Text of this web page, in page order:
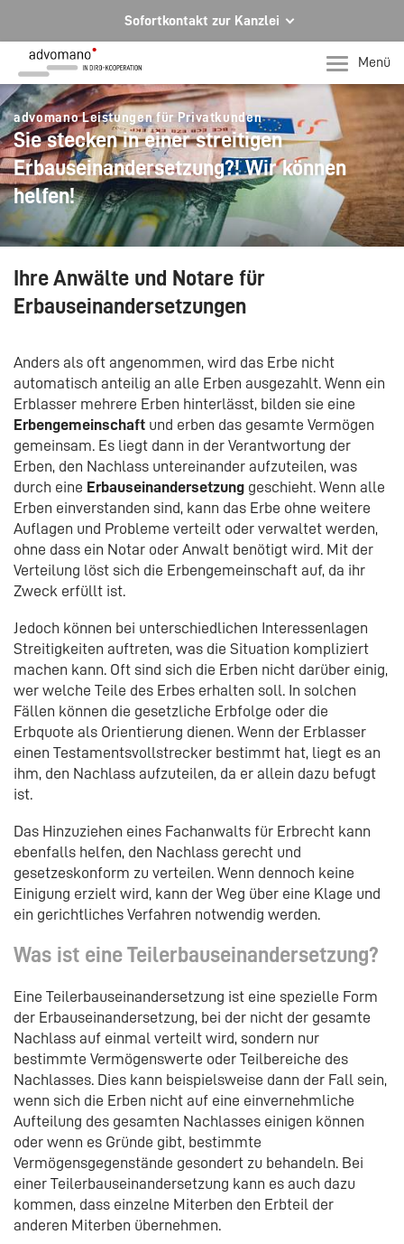
Sofortkontakt zur Kanzlei
Ihre Rechtsberatung in Hagen und Iserlohn
Ihr direkter Kontakt zu uns
Telefon Hagen
+49 2331 91599-0
Telefon Iserlohn
T +49 2371 78971-0
Per E-Mail für Sie da.
mail@advomano.de
Menü
advomano Leistungen für Privatkunden
Sie stecken in einer streitigen
Erbauseinandersetzung?! Wir können
helfen!
Ihre Anwälte und Notare für
Erbauseinandersetzungen
Anders als oft angenommen, wird das Erbe nicht
automatisch anteilig an alle Erben ausgezahlt. Wenn ein
Erblasser mehrere Erben hinterlässt, bilden sie eine
Erbengemeinschaft und erben das gesamte Vermögen
gemeinsam. Es liegt dann in der Verantwortung der
Erben, den Nachlass untereinander aufzuteilen, was
durch eine Erbauseinandersetzung geschieht. Wenn alle
Erben einverstanden sind, kann das Erbe ohne weitere
Auflagen und Probleme verteilt oder verwaltet werden,
ohne dass ein Notar oder Anwalt benötigt wird. Mit der
Verteilung löst sich die Erbengemeinschaft auf, da ihr
Zweck erfüllt ist.
Jedoch können bei unterschiedlichen Interessenlagen
Streitigkeiten auftreten, was die Situation kompliziert
machen kann. Oft sind sich die Erben nicht darüber einig,
wer welche Teile des Erbes erhalten soll. In solchen
Fällen können die gesetzliche Erbfolge oder die
Erbquote als Orientierung dienen. Wenn der Erblasser
einen Testamentsvollstrecker bestimmt hat, liegt es an
ihm, den Nachlass aufzuteilen, da er allein dazu befugt
ist.
Das Hinzuziehen eines Fachanwalts für Erbrecht kann
ebenfalls helfen, den Nachlass gerecht und
gesetzeskonform zu verteilen. Wenn dennoch keine
Einigung erzielt wird, kann der Weg über eine Klage und
ein gerichtliches Verfahren notwendig werden.
Was ist eine Teilerbauseinandersetzung?
Eine Teilerbauseinandersetzung ist eine spezielle Form
der Erbauseinandersetzung, bei der nicht der gesamte
Nachlass auf einmal verteilt wird, sondern nur
bestimmte Vermögenswerte oder Teilbereiche des
Nachlasses. Dies kann beispielsweise dann der Fall sein,
wenn sich die Erben nicht auf eine einvernehmliche
Aufteilung des gesamten Nachlasses einigen können
oder wenn es Gründe gibt, bestimmte
Vermögensgegenstände gesondert zu behandeln. Bei
einer Teilerbauseinandersetzung kann es auch dazu
kommen, dass einzelne Miterben den Erbteil der
anderen Miterben übernehmen.